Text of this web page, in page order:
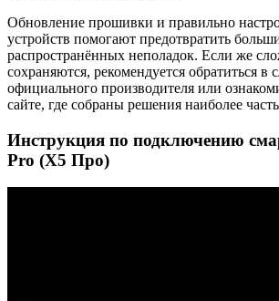
Обновление прошивки и правильно
устройств помогают предотвратить
распространённых неполадок. Если же
сохраняются, рекомендуется обратиться в
официального производителя или
сайте, где собраны решения наиболее
Инструкция по подключению
Pro (Х5 Про)